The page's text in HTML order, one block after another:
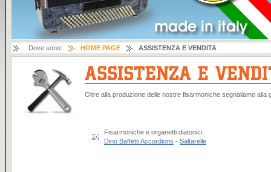
Dove sono: HOME PAGE ASSISTENZA E VENDITA
Oltre alla produzione delle nostre fisarmoniche segnaliamo
Fisarmoniche e organetti diatonici:
Dino Baffetti Accordions - Saltarelle